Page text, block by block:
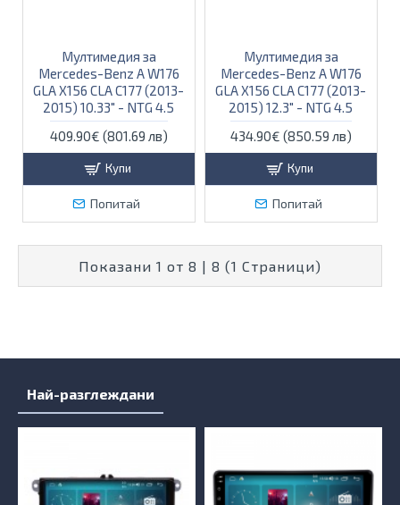
Мултимедия за
Mercedes-Benz A W176
GLA X156 CLA C177 (2013-
2015) 10.33" - NTG 4.5
409.90€ (801.69 лв)
Купи
Попитай
Мултимедия за
Mercedes-Benz A W176
GLA X156 CLA C177 (2013-
2015) 12.3" - NTG 4.5
434.90€ (850.59 лв)
Купи
Попитай
Показани 1 от 8 | 8 (1 Страници)
Най-разглеждани